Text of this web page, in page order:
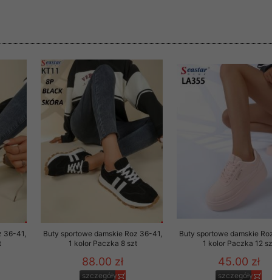
36-41,
Buty sportowe damskie Roz 36-41,
1 kolor Paczka 8 szt
88.00 zł
szczegóły
Buty sportowe damskie
1 kolor Paczka 12
45.00 zł
szczegóły
wycofanie zgody nie
oraz usunięcia
Twoich
osobowych.
udzielonego przez